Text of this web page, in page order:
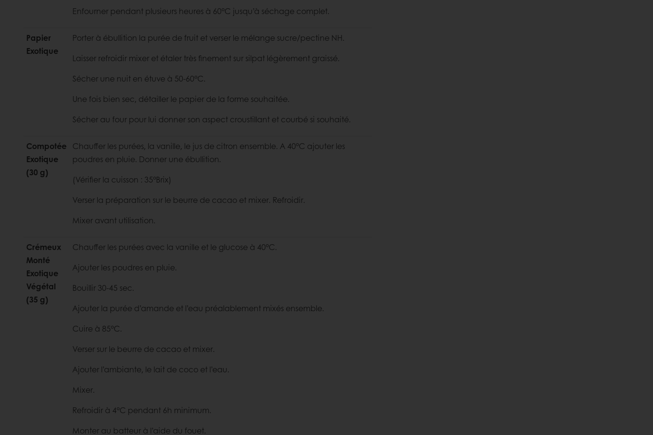
Enfourner pendant plusieurs heures à 60°C jusqu’à séchage complet.
Papier
Exotique
Porter à ébullition la purée de fruit et verser le mélange sucre/pectine NH.
Laisser refroidir mixer et étaler très finement sur silpat légèrement graissé.
Sécher une nuit en étuve à 50-60°C.
Une fois bien sec, détailler le papier de la forme souhaitée.
Sécher au four pour lui donner son aspect croustillant et courbé si souhaité.
Compotée
Exotique
(30 g)
Chauffer les purées, la vanille, le jus de citron ensemble. A 40°C ajouter les
poudres en pluie. Donner une ébullition.
(Vérifier la cuisson : 35°Brix)
Verser la préparation sur le beurre de cacao et mixer. Refroidir.
Mixer avant utilisation.
Crémeux
Monté
Exotique
Végétal
(35 g)
Chauffer les purées avec la vanille et le glucose à 40°C.
Ajouter les poudres en pluie.
Bouillir 30-45 sec.
Ajouter la purée d’amande et l’eau préalablement mixés ensemble.
Cuire à 85°C.
Verser sur le beurre de cacao et mixer.
Ajouter l’ambiante, le lait de coco et l’eau.
Mixer.
Refroidir à 4°C pendant 6h minimum.
Monter au batteur à l’aide du fouet.